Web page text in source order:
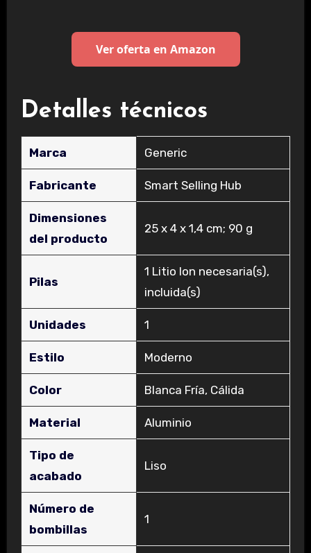
Ver oferta en Amazon
Detalles técnicos
Marca ‎Generic
Fabricante ‎Smart Selling Hub
Dimensiones
del producto
‎25 x 4 x 1,4 cm; 90 g
Pilas
‎1 Litio Ion necesaria(s),
incluida(s)
Unidades ‎1
Estilo ‎Moderno
Color ‎Blanca Fría, Cálida
Material ‎Aluminio
Tipo de
acabado
‎Liso
Número de
bombillas
‎1